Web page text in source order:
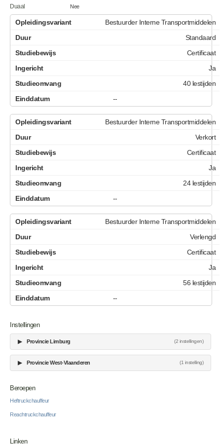
Duaal
Nee
Bestuurder Interne Transportmiddelen
Standaard
Certificaat
Ja
40 lestijden
--
Bestuurder Interne Transportmiddelen
Verkort
Certificaat
Ja
24 lestijden
--
Bestuurder Interne Transportmiddelen
Verlengd
Certificaat
Ja
56 lestijden
--
Instellingen
▶ Provincie Limburg (2 instellingen)
▶ Provincie West-Vlaanderen (1 instelling)
Beroepen
Heftruckchauffeur
Reachtruckchauffeur
Linken